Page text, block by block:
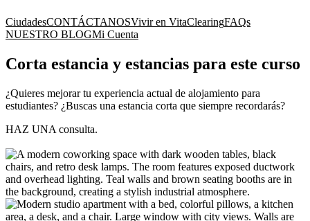
CiudadesCONTÁCTANOSVivir en VitaClearingFAQs
NUESTRO BLOGMi Cuenta
Corta estancia y estancias para este curso
¿Quieres mejorar tu experiencia actual de alojamiento para
estudiantes? ¿Buscas una estancia corta que siempre recordarás?
HAZ UNA consulta.